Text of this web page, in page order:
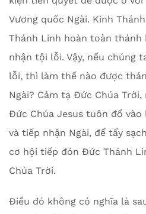
Vương quốc Ngài. Kinh
Thánh Linh hoàn toàn thánh
nhận tội lỗi. Vậy, nếu chúng
lỗi, thì làm thế nào được
Ngài? Cảm tạ Đức Chúa
Đức Chúa Jesus tuôn đổ
và tiếp nhận Ngài, để tẩy
cơ hội tiếp đón Đức Thánh
Chúa Trời.
Điều đó không có nghĩa là